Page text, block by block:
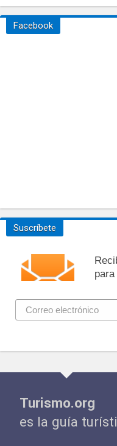
Facebook
Suscríbete
Turismo.org
es la guía